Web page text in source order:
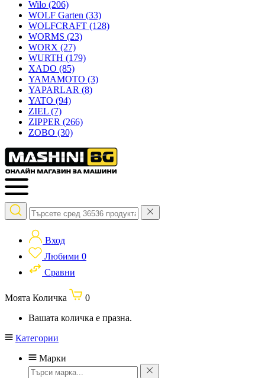
Wilo (206)
WOLF Garten (33)
WOLFCRAFT (128)
WORMS (23)
WORX (27)
WURTH (179)
XADO (85)
YAMAMOTO (3)
YAPARLAR (8)
YATO (94)
ZIEL (7)
ZIPPER (266)
ZOBO (30)
Вход
Любими 0
Сравни
Моята Количка
0
Вашата количка е празна.
Категории
Марки